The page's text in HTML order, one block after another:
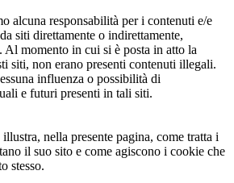
alcuna responsabilità per i contenuti e/e
siti direttamente o indirettamente,
momento in cui si è posta in atto la
siti, non erano presenti contenuti illegali.
influenza o possibilità di
e futuri presenti in tali siti.
nella presente pagina, come tratta i
il suo sito e come agiscono i cookie che
stesso.